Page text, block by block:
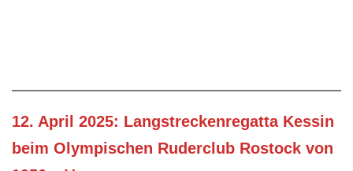
12. April 2025: Langstreckenregatta Kessin
beim Olympischen Ruderclub Rostock von